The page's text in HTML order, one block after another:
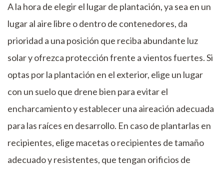
A la hora de elegir el lugar de plantación, ya sea en un
lugar al aire libre o dentro de contenedores, da
prioridad a una posición que reciba abundante luz
solar y ofrezca protección frente a vientos fuertes. Si
optas por la plantación en el exterior, elige un lugar
con un suelo que drene bien para evitar el
encharcamiento y establecer una aireación adecuada
para las raíces en desarrollo. En caso de plantarlas en
recipientes, elige macetas o recipientes de tamaño
adecuado y resistentes, que tengan orificios de